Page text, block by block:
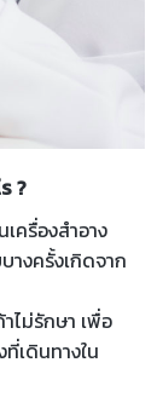
?
ครื่องสำอาง
งครั้งเกิดจาก
ไม่รักษา เพื่อ
เดินทางใน